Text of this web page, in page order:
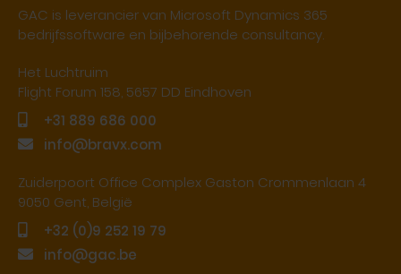
GAC is leverancier van Microsoft Dynamics 365
bedrijfssoftware en bijbehorende consultancy.
Het Luchtruim
Flight Forum 158, 5657 DD Eindhoven
+31 889 686 000
info@bravx.com
Zuiderpoort Office Complex Gaston Crommenlaan 4
9050 Gent, België
+32 (0)9 252 19 79
info@gac.be